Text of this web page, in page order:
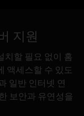
지원
치할 필요 없이 홈
액세스할 수 있도
일반 인터넷 연
보안과 유연성을